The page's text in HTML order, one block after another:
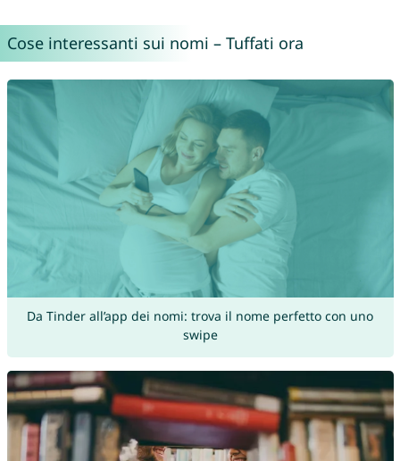
Cose interessanti sui nomi – Tuffati ora
Da Tinder all’app dei nomi: trova il nome perfetto con uno
swipe